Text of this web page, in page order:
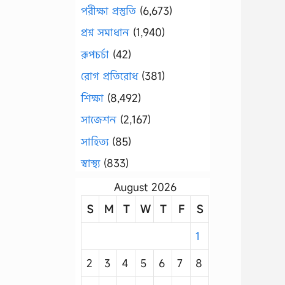
পরীক্ষা প্রস্তুতি (6,673)
প্রশ্ন সমাধান (1,940)
রূপচর্চা (42)
রোগ প্রতিরোধ(381)
শিক্ষা (8,492)
সাজেশন (2,167)
সাহিত্য(85)
স্বাস্থ্য(833)
August 2026
S
M T W T F
S
1
2
3 4 5 6 7
8